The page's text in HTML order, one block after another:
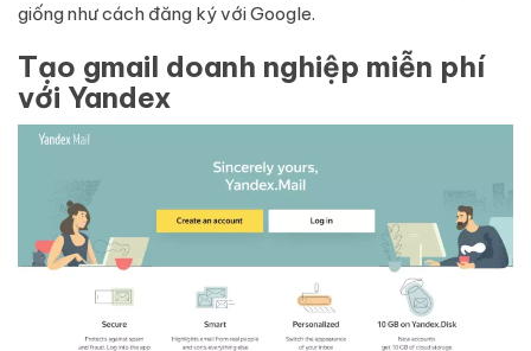
giống như cách đăng ký với Google.
Tạo gmail doanh nghiệp miễn phí
với Yandex